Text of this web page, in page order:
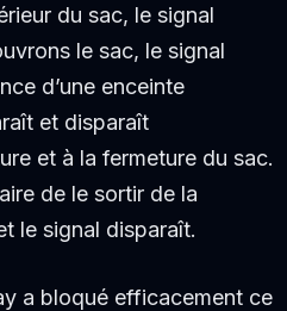
du sac, le signal
le sac, le signal
d’une enceinte
et disparaît
et à la fermeture du sac.
de le sortir de la
le signal disparaît.
a bloqué efficacement ce